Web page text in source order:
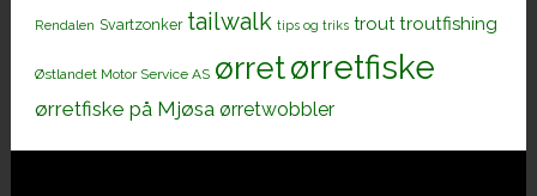
Rendalen Svartzonker tailwalk tips og triks trout troutfishing
Østlandet Motor Service AS ørretørretfiske
ørretfiske på Mjøsa ørretwobbler